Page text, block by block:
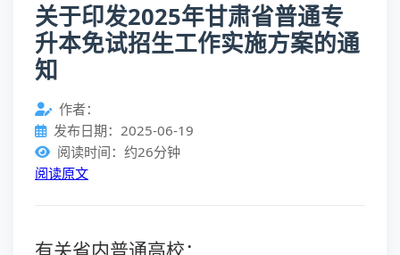
关于印发2025年甘肃省普通专
升本免试招生工作实施方案的通
知
作者：
发布日期：2025-06-19
阅读时间：约26分钟
阅读原文
有关省内普通高校：